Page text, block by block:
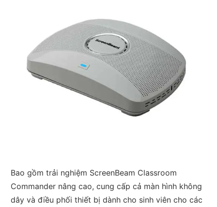
Bao gồm trải nghiệm ScreenBeam Classroom
Commander nâng cao, cung cấp cả màn hình không
dây và điều phối thiết bị dành cho sinh viên cho các